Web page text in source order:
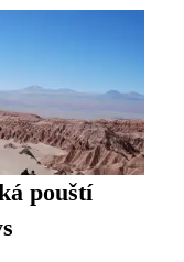
pouští